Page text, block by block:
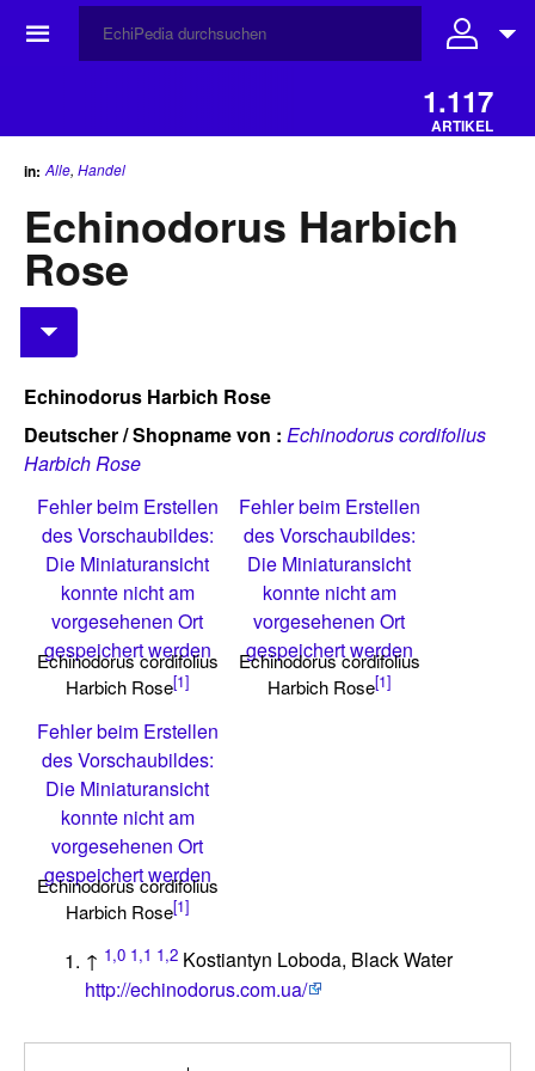
☰
1.117
ARTIKEL
in: Alle, Handel
Echinodorus Harbich
Rose
Echinodorus Harbich Rose
Deutscher / Shopname von : Echinodorus cordifolius
Harbich Rose
Fehler beim Erstellen
des Vorschaubildes:
Die Miniaturansicht
konnte nicht am
vorgesehenen Ort
gespeichert werden
Echinodorus cordifolius
Harbich Rose[1]
Fehler beim Erstellen
des Vorschaubildes:
Die Miniaturansicht
konnte nicht am
vorgesehenen Ort
gespeichert werden
Echinodorus cordifolius
Harbich Rose[1]
Fehler beim Erstellen
des Vorschaubildes:
Die Miniaturansicht
konnte nicht am
vorgesehenen Ort
gespeichert werden
Echinodorus cordifolius
Harbich Rose[1]
↑ 1,0 1,1 1,2 Kostiantyn Loboda, Black Water
http://echinodorus.com.ua/